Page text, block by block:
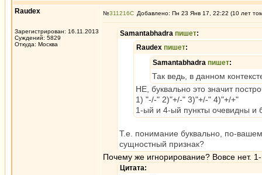
Raudex
Зарегистрирован: 16.11.2013
Суждений: 5829
Откуда: Москва
№311216 Добавлено: Пн 23 Янв 17, 22:22 (10 лет
Samantabhadra пишет:
Raudex пишет:
Samantabhadra пишет:
Так ведь, в данном
НЕ, буквально это значит
1) "-/-" 2)"+/-" 3)"+/-" 4)"+/+"
1-ый и 4-ый пункты очевидны и
Т.е. понимание буквально, по-
сущностный признак?
Почему же игнорирование? Вовсе нет.
Цитата: